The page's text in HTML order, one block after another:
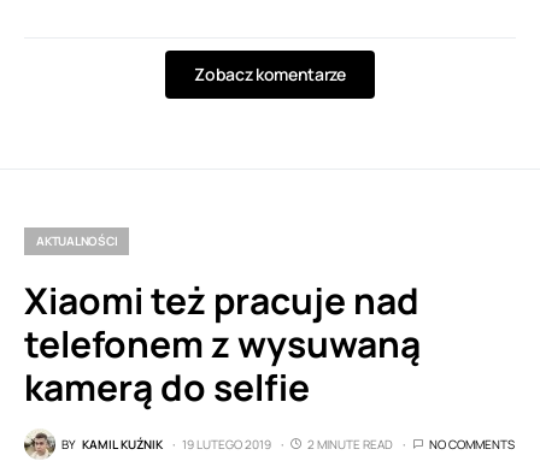
Zobacz komentarze
AKTUALNOŚCI
Xiaomi też pracuje nad
telefonem z wysuwaną
kamerą do selfie
BY KAMIL KUŹNIK 19 LUTEGO 2019 2 MINUTE READ NO COMMENTS